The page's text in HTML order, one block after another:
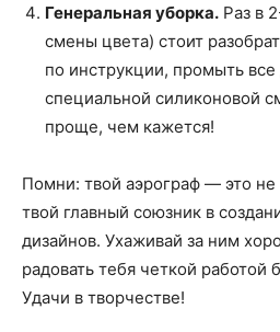
Генеральная уборка. Раз в
смены цвета) стоит
по инструкции, промыть все
специальной силиконовой
проще, чем кажется!
Помни: твой аэрограф — это
твой главный союзник в
дизайнов. Ухаживай за ним
радовать тебя четкой работой
Удачи в творчестве!